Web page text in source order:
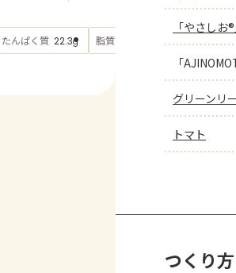
たんぱく質 22.3g 脂質 もっと見る
「やさしお®
「
グリーンリ
トマト
つくり方